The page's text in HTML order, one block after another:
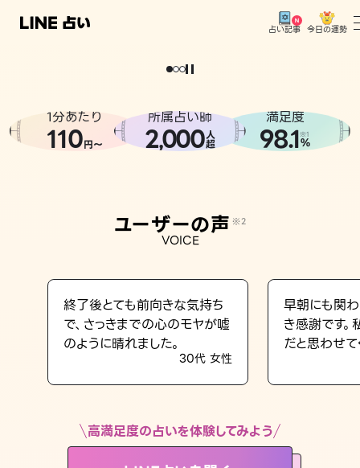
占い記事 今日の運勢
相談事例
LINE占いを開く
※LINEアプリ内のサービスページへ遷移します
どうせなら
。
1分あたり
110円〜
所属占い師
2,000人
超
満足度
98.1※1
%
ユーザーの声 ※2
VOICE
終了後とても前向きな気持ち
で、さっきまでの心のモヤが嘘
のように晴れました。
30代 女性
早朝にも関
き感謝です
だと思わせて
高満足度の占いを体験してみよう